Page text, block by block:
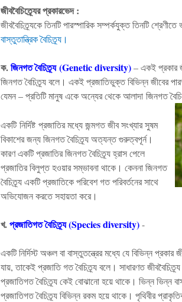
জীববৈচিত্র্যেরপ্রকারভেদ :
জীববৈচিত্র্যকেতিনটিপারস্পারিকসম্পর্কযুক্ততিনটিশ্রেণীতে
বাস্তুতান্ত্রিকবৈচিত্র্য ।
ক.জিনগতবৈচিত্র্য (Genetic diversity)–একইপ্রকার
জিনগতবৈচিত্র্যবলে । একইপ্রজাতিভুক্তবিভিন্নজীবের
যেমন–প্রতিটিমানুষএকেঅন্যেরথেকেআলাদা জিনগত
একটি নির্দিষ্ট প্রজাতিরমধ্যেজন্মগতজীবসংখ্যারসুষম
বিকাশেরজন্যজিনগতবৈচিত্র্যঅত্যন্তগুরুত্বপূর্ন।
কারণএকটিপ্রজাতিরজিনগতবৈচিত্র্যহ্রাসপেলে
প্রজাতিরবিলুপ্তহওয়ারসম্ভাবনাথাকে । কেননাজিনগত
বৈচিত্র্যএকটিপ্রজাতিকেপরিবেশগতপরিবর্তনেরসাথে
অভিযোজনকরতেসহায়তাকরে।
খ.প্রজাতিগতবৈচিত্র্য (Species diversity)-
একটিনির্দিস্টঅঞ্চলবাবাস্তুতন্ত্রেরমধ্যেযেবিভিন্নপ্রকার
যায়,তাকেইপ্রজাতিগতবৈচিত্র্যবলে । সাধারণতজীববৈচিত্র্য
প্রজাতিগতবৈচিত্র্যকেইবোঝানোহয়েথাকে । ভিন্নভিন্ন
প্রজাতিগতবৈচিত্র্যবিভিন্নরকমহয়েথাকে । পৃথিবীর